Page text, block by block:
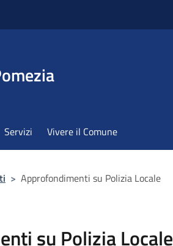
Servizi Vivere il Comune
> Approfondimenti su Polizia Locale
su Polizia Locale